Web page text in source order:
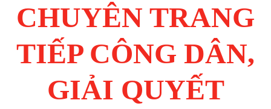
CHUYÊN TRANG
TIẾP CÔNG DÂN,
GIẢI QUYẾT